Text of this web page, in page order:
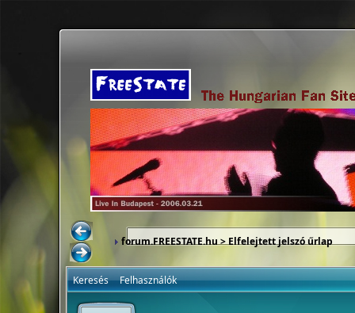
forum.FREESTATE.hu> Elfelejtett jelszó űrlap
Keresés Felhasználók